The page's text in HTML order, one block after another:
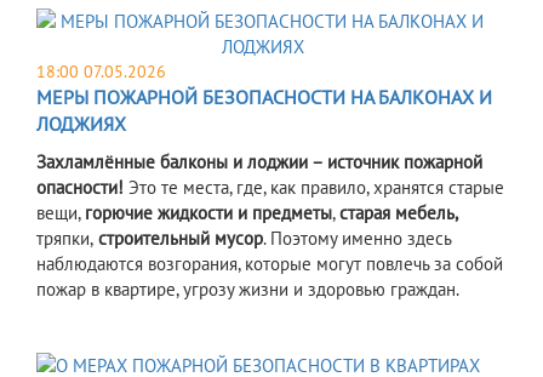
18:00 07.05.2026
МЕРЫ ПОЖАРНОЙ БЕЗОПАСНОСТИ НА БАЛКОНАХ И
ЛОДЖИЯХ
Захламлённые балконы и лоджии – источник пожарной
опасности! Это те места, где, как правило, хранятся старые
вещи, горючие жидкости и предметы,старая мебель,
тряпки, строительный мусор. Поэтому именно здесь
наблюдаются возгорания, которые могут повлечь за собой
пожар в квартире, угрозу жизни и здоровью граждан.